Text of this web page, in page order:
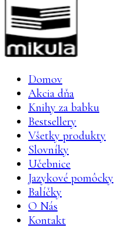
Domov
Akcia dňa
Knihy za babku
Bestsellery
Všetky produkty
Slovníky
Učebnice
Jazykové pomôcky
Balíčky
O Nás
Kontakt